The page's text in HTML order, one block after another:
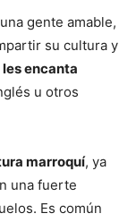
gente amable,
su cultura y
les encanta
u otros
marroquí, ya
una fuerte
Es común